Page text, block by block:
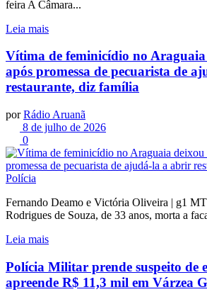
feira A Câmara...
Leia mais
Vítima de feminicídio no
após promessa de pecuarista de
restaurante, diz família
por Rádio Aruanã
8 de julho de 2026
0
Polícia
Fernando Deamo e Victória Oliveira | g1
Rodrigues de Souza, de 33 anos, morta a
Leia mais
Polícia Militar prende suspeito de
apreende R$ 11,3 mil em Várzea